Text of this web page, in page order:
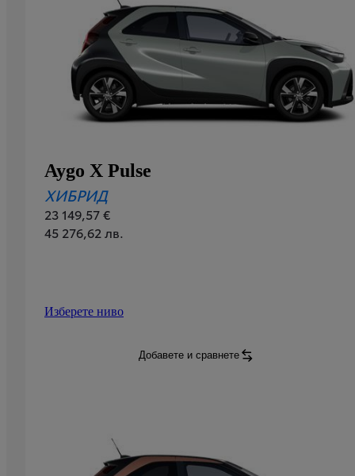
Aygo X Pulse
ХИБРИД
23 149,57 €
45 276,62 лв.
Aygo X Pulse :
Изберете ниво
Добавете и сравнете